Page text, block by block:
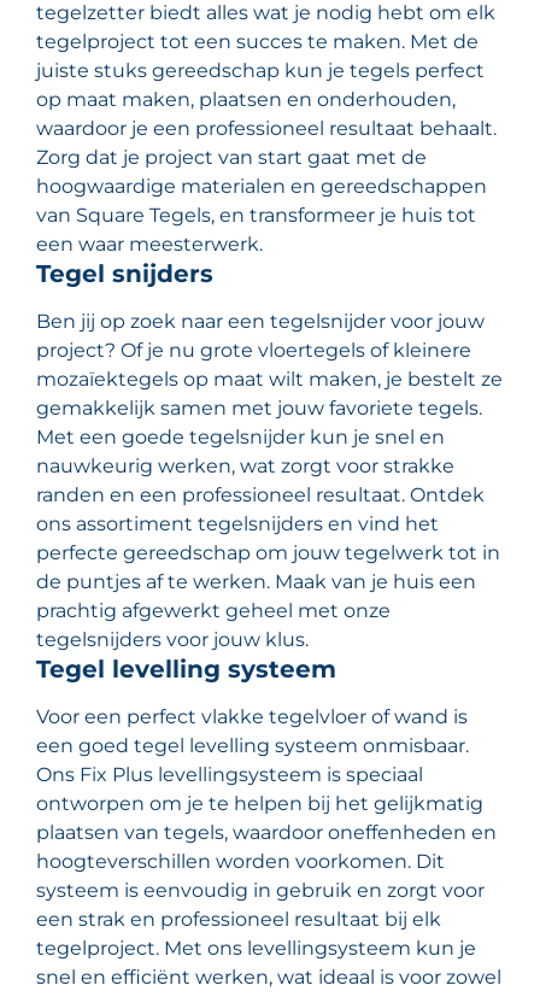
tegelzetter biedt alles wat je nodig hebt om elk
tegelproject tot een succes te maken. Met de
juiste stuks gereedschap kun je tegels perfect
op maat maken, plaatsen en onderhouden,
waardoor je een professioneel resultaat behaalt.
Zorg dat je project van start gaat met de
hoogwaardige materialen en gereedschappen
van Square Tegels, en transformeer je huis tot
een waar meesterwerk.
Tegel snijders
Ben jij op zoek naar een tegelsnijder voor jouw
project? Of je nu grote vloertegels of kleinere
mozaïektegels op maat wilt maken, je bestelt ze
gemakkelijk samen met jouw favoriete tegels.
Met een goede tegelsnijder kun je snel en
nauwkeurig werken, wat zorgt voor strakke
randen en een professioneel resultaat. Ontdek
ons assortiment tegelsnijders en vind het
perfecte gereedschap om jouw tegelwerk tot in
de puntjes af te werken. Maak van je huis een
prachtig afgewerkt geheel met onze
tegelsnijders voor jouw klus.
Tegel levelling systeem
Voor een perfect vlakke tegelvloer of wand is
een goed tegel levelling systeem onmisbaar.
Ons Fix Plus levellingsysteem is speciaal
ontworpen om je te helpen bij het gelijkmatig
plaatsen van tegels, waardoor oneffenheden en
hoogteverschillen worden voorkomen. Dit
systeem is eenvoudig in gebruik en zorgt voor
een strak en professioneel resultaat bij elk
tegelproject. Met ons levellingsysteem kun je
snel en efficiënt werken, wat ideaal is voor zowel